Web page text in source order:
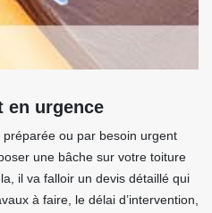
en urgence
préparée ou par besoin urgent
une bâche sur votre toiture
il va falloir un devis détaillé qui
à faire, le délai d’intervention,